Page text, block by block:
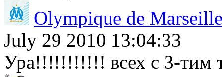
Olympique de Marseille
July 29 2010 13:04:33
Ура!!!!!!!!!!! всех с 3-тим